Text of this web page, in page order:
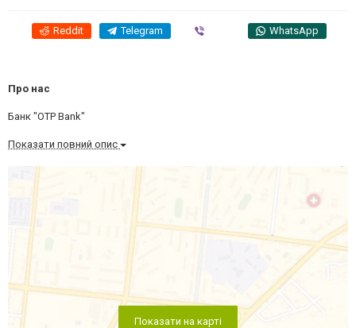
Reddit Telegram WhatsApp
Про нас
Банк "OTP Bank"
Показати повний опис
Показати на карті